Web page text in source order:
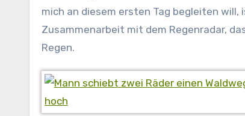
mich an diesem ersten Tag begleiten
Zusammenarbeit mit dem Regenradar,
Regen.